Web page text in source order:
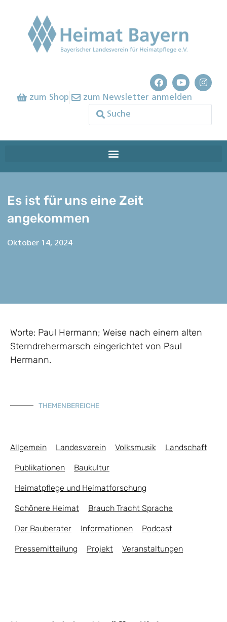
zum Shop zum Newsletter anmelden
Es ist für uns eine Zeit
angekommen
Oktober 14, 2024
Worte: Paul Hermann; Weise nach einem alten
Sterndrehermarsch eingerichtet von Paul
Hermann.
THEMENBEREICHE
Allgemein Landesverein Volksmusik Landschaft
Publikationen Baukultur
Heimatpflege und Heimatforschung
Schönere Heimat Brauch Tracht Sprache
Der Bauberater Informationen Podcast
Pressemitteilung Projekt Veranstaltungen